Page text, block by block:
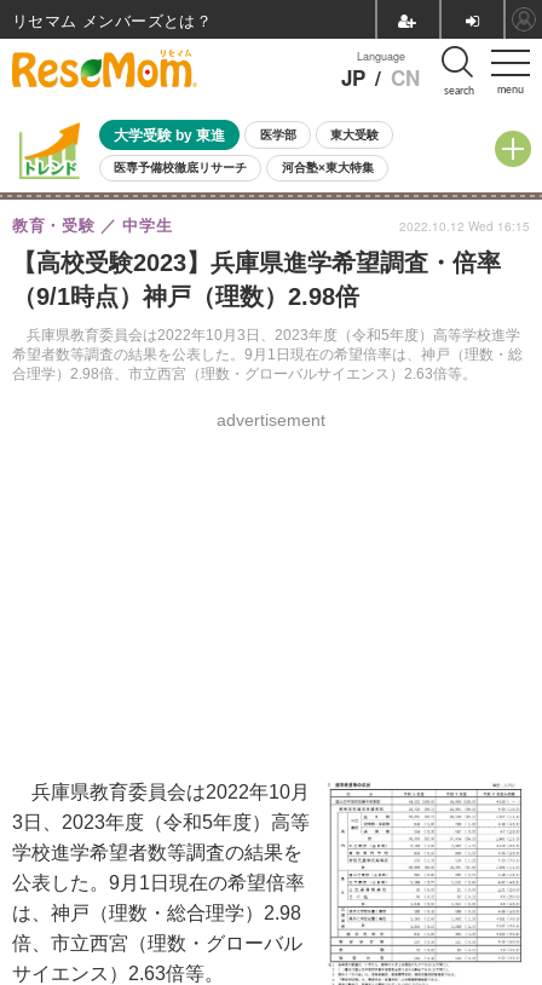
menu
Language
JP / CN search
大学受験 by 東進 医学部 東大受験
医専予備校徹底リサーチ 河合塾×東大特集
親子で考える大学選び 高校受験 中学受験 小学校受験
共通テスト 夏休み
8月開催イベント・WS 全国公立高校 過去問 人気記事
自由研究教材（小学生向け） 自由研究教材（中学生向け）
【高校受験2023】兵庫県進学希望調査・倍率
（9/1時点）神戸（理数）2.98倍
兵庫県教育委員会は2022年10月3日、2023年度（令和5年度）高等学校進学
希望者数等調査の結果を公表した。9月1日現在の希望倍率は、神戸（理数・総
合理学）2.98倍、市立西宮（理数・グローバルサイエンス）2.63倍等。
教育・受験 中学生
advertisement
2022.10.12 Wed 16:15
兵庫県教育委員会は2022年10月
3日、2023年度（令和5年度）高等
学校進学希望者数等調査の結果を
公表した。9月1日現在の希望倍率
は、神戸（理数・総合理学）2.98
倍、市立西宮（理数・グローバル
サイエンス）2.63倍等。
リセマム メンバーズ